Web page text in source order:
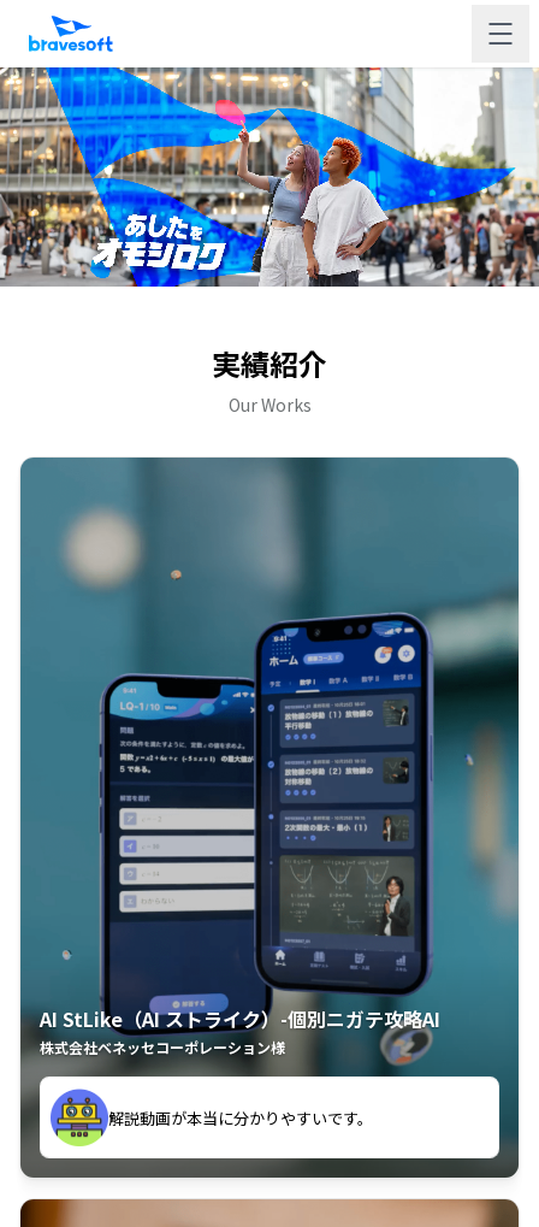
実績紹介
Our Works
AI StLike（AI ストライク）-個別ニガテ攻略AI
株式会社ベネッセコーポレーション様
古文漢文を主に使わせていただいているが、復習する
のに非常に役立っている。
解説動画が本当に分かりやすいです。